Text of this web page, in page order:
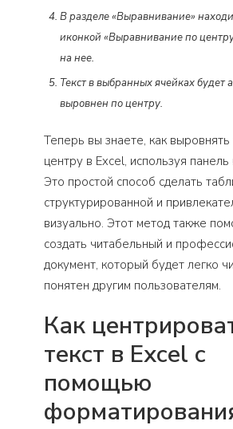
В разделе «Выравнивание»
иконкой «Выравнивание по
на нее.
Текст в выбранных ячейках будет
выровнен по центру.
Теперь вы знаете, как выровнять
центру в Excel, используя панель
Это простой способ сделать
структурированной и
визуально. Этот метод также
создать читабельный и
документ, который будет легко
понятен другим пользователям.
Как
текст в Excel с
помощью